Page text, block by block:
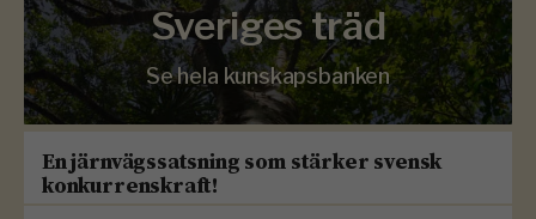
Sveriges träd
Se hela kunskapsbanken
En järnvägssatsning som stärker svensk
konkurrenskraft!